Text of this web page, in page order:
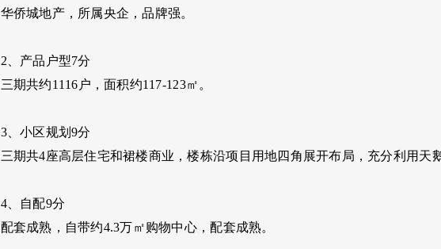
华侨城地产，所属央企，品牌强。
2、产品户型7分
三期共约1116户，面积约117-123㎡。
3、小区规划9分
三期共4座高层住宅和裙楼商业，楼栋沿项目用地四角展开布局，充分利用天
4、自配9分
配套成熟，自带约4.3万㎡购物中心，配套成熟。